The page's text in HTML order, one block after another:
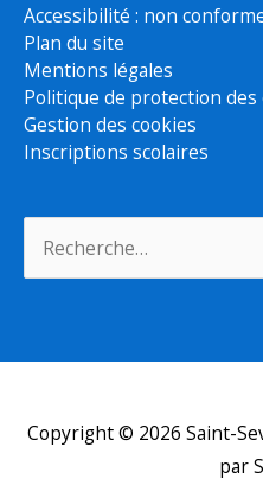
Accessibilité : non
Plan du site
Mentions légales
Politique de protection des
Gestion des cookies
Inscriptions scolaires
Copyright © 2026 Saint-
par